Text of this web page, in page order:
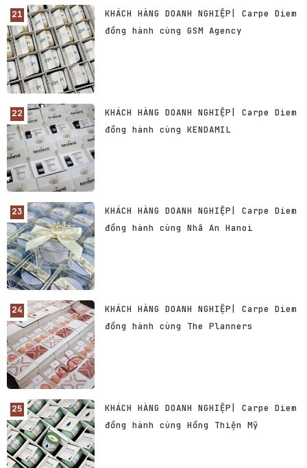
KHÁCH HÀNG DOANH NGHIỆP| Carpe Diem
đồng hành cùng GSM Agency
KHÁCH HÀNG DOANH NGHIỆP| Carpe Diem
đồng hành cùng KENDAMIL
KHÁCH HÀNG DOANH NGHIỆP| Carpe Diem
đồng hành cùng Nhã An Hanoi
KHÁCH HÀNG DOANH NGHIỆP| Carpe Diem
đồng hành cùng The Planners
KHÁCH HÀNG DOANH NGHIỆP| Carpe Diem
đồng hành cùng Hồng Thiện Mỹ